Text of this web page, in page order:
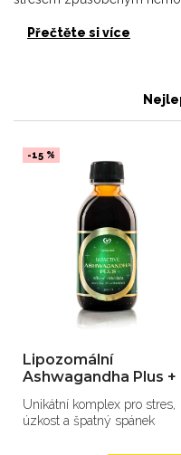
Přečtěte si více
-15 %
Lipozomální
Ashwagandha Plus +
Unikátní komplex pro stres,
úzkost a špatný spánek